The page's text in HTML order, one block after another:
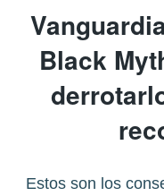
Black
Estos son los